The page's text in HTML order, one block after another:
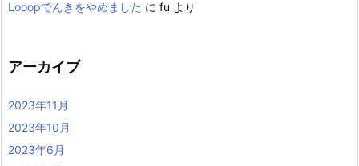
Looopでんきをやめました に fu より
アーカイブ
2023年11月
2023年10月
2023年6月